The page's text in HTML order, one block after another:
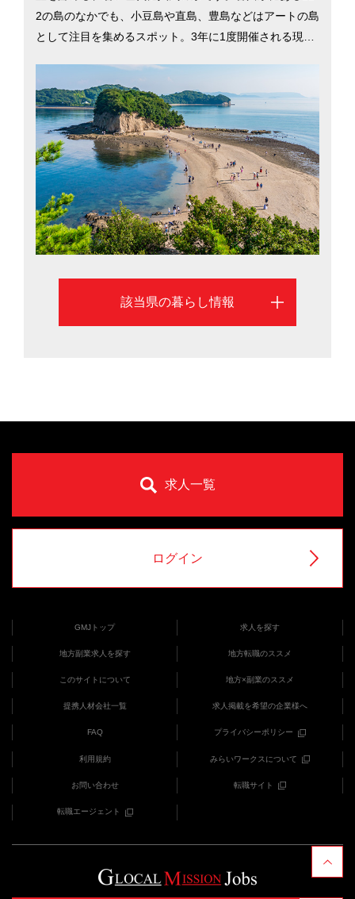
2の島のなかでも、小豆島や直島、豊島などはアートの島
として注目を集めるスポット。3年に1度開催される現代
える来場者が訪れ、世界中からやってくる観光客でにぎ
わいます。のどかな風景が残る瀬戸内海の島々へはフェ
リーでアクセスでき、気軽に海の空気を感じられます。
四国の玄関口としての顔を持つ高松駅がある高松市は、
都市の利便性が担保されています。医療機関も充実して
いて、人口当たりの救急病院数や医師・看護師数は全国
上位。さらにICT（情報通信技術）を活用した遠隔医療
ネットワークを全国に先駆けて導入した県として知ら
れ、地方でも高水準の医療が受けられます。
該当県の暮らし情報
求人一覧
ログイン
GMJトップ 求人を探す
地方副業求人を探す 地方転職のススメ
このサイトについて 地方×副業のススメ
提携人材会社一覧 求人掲載を希望の企業様へ
FAQ プライバシーポリシー
利用規約 みらいワークスについて
お問い合わせ 転職サイト
転職エージェント